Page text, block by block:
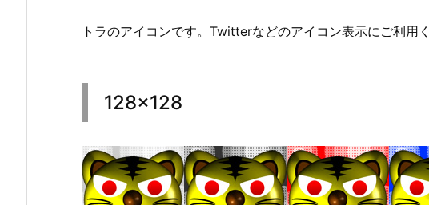
トラのアイコンです。Twitterなどのアイコン表示にご利用く
128×128